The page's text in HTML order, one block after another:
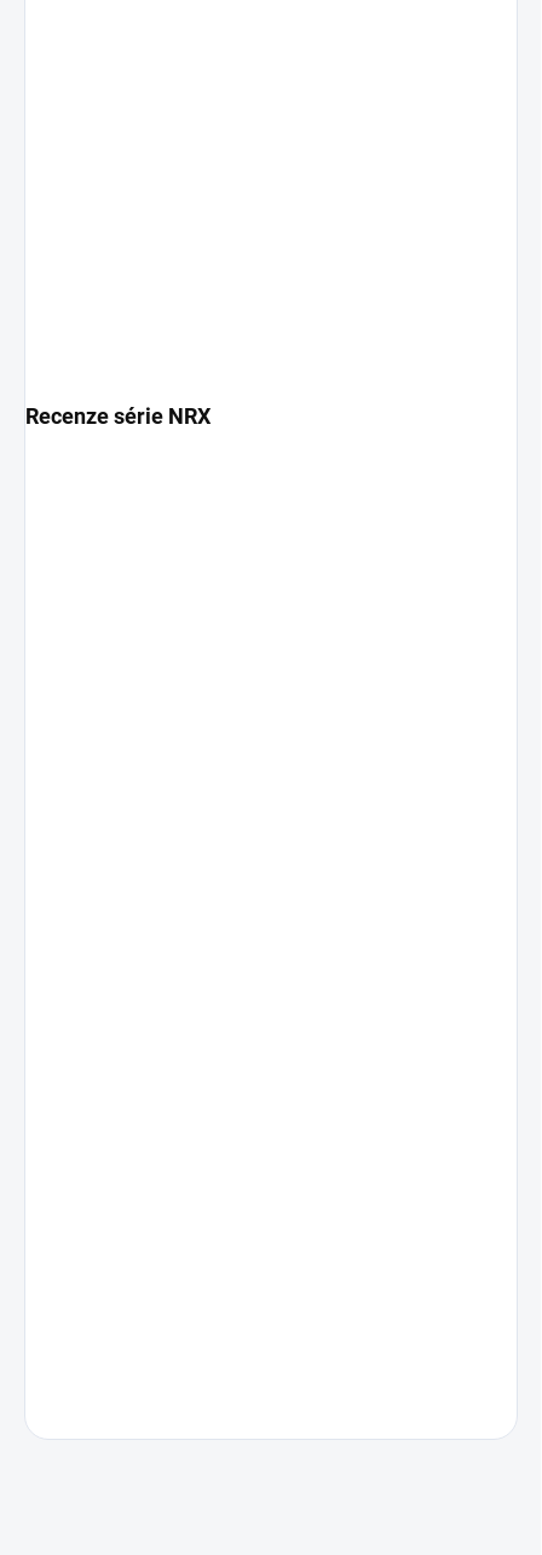
Recenze série NRX